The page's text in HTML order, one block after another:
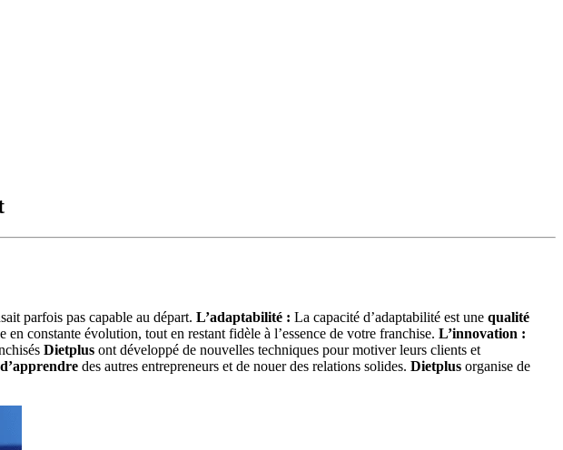
parfois pas capable au départ. L’adaptabilité : La capacité d’adaptabilité est une qualité
constante évolution, tout en restant fidèle à l’essence de votre franchise. L’innovation :
Dietplus ont développé de nouvelles techniques pour motiver leurs clients et
des autres entrepreneurs et de nouer des relations solides. Dietplus organise de